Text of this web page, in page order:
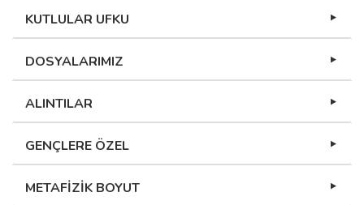
KUTLULAR UFKU
DOSYALARIMIZ
ALINTILAR
GENÇLERE ÖZEL
METAFİZİK BOYUT